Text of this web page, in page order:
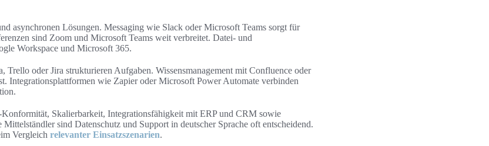
asynchronen Lösungen. Messaging wie Slack oder Microsoft Teams sorgt für
sind Zoom und Microsoft Teams weit verbreitet. Datei- und
Workspace und Microsoft 365.
Trello oder Jira strukturieren Aufgaben. Wissensmanagement mit Confluence oder
Integrationsplattformen wie Zapier oder Microsoft Power Automate verbinden
Skalierbarkeit, Integrationsfähigkeit mit ERP und CRM sowie
sind Datenschutz und Support in deutscher Sprache oft entscheidend.
Vergleich relevanter Einsatzszenarien.